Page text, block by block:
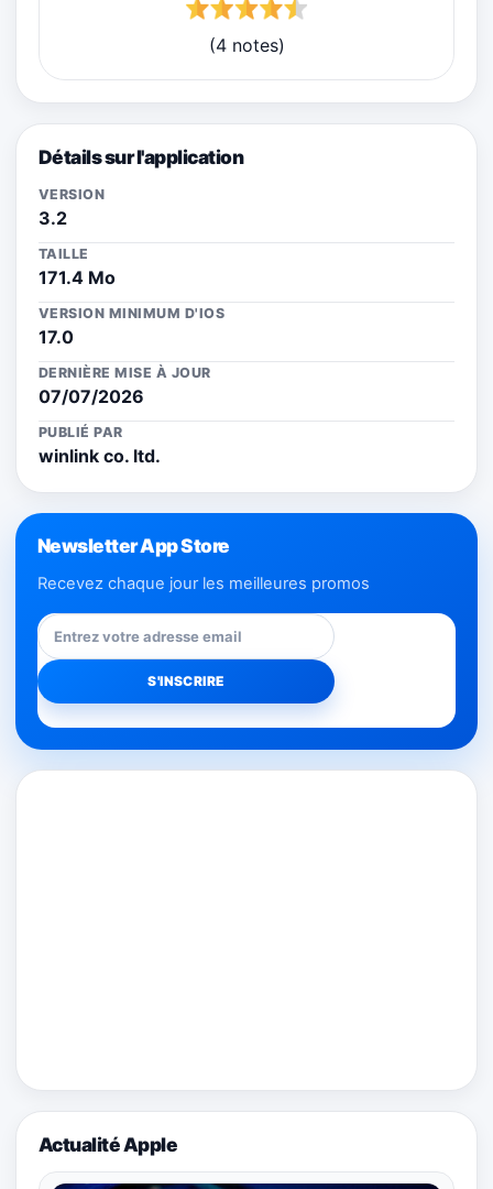
(4 notes)
Détails sur l'application
VERSION
3.2
TAILLE
171.4 Mo
VERSION MINIMUM D'IOS
17.0
DERNIÈRE MISE À JOUR
07/07/2026
PUBLIÉ PAR
winlink co. ltd.
Newsletter App Store
Recevez chaque jour les meilleures promos
Actualité Apple